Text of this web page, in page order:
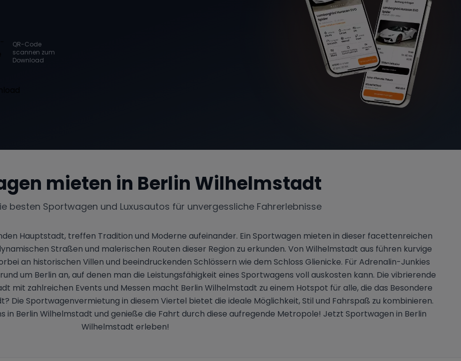
QR-Code
scannen zum
Download
mieten in Berlin Wilhelmstadt
besten Sportwagen und Luxusautos für unvergessliche Fahrerlebnisse
Hauptstadt, treffen Tradition und Moderne aufeinander. Ein Sportwagen mieten in dieser facettenreichen
Straßen und malerischen Routen dieser Region zu erkunden. Von Wilhelmstadt aus führen kurvige
an historischen Villen und beeindruckenden Schlössern wie dem Schloss Glienicke. Für Adrenalin-Junkies
um Berlin an, auf denen man die Leistungsfähigkeit eines Sportwagens voll auskosten kann. Die vibrierende
mit zahlreichen Events und Messen macht Berlin Wilhelmstadt zu einem Hotspot für alle, die das Besondere
Die Sportwagenvermietung in diesem Viertel bietet die ideale Möglichkeit, Stil und Fahrspaß zu kombinieren.
in Berlin Wilhelmstadt und genieße die Fahrt durch diese aufregende Metropole! Jetzt Sportwagen in Berlin
Wilhelmstadt erleben!